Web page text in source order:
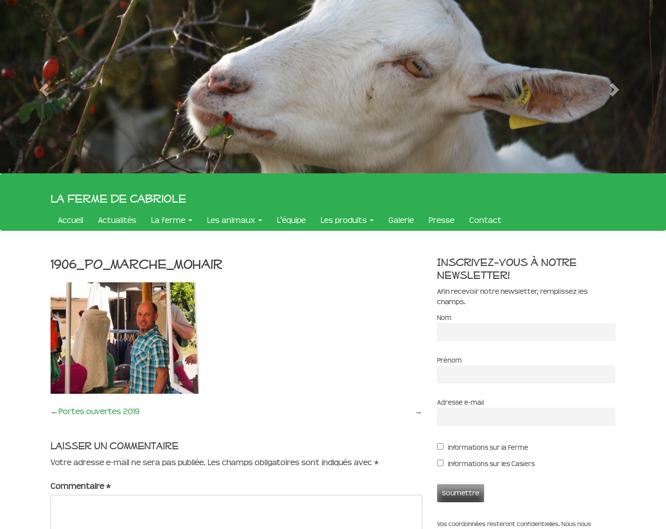
La Ferme de Cabriole
Accueil Actualités La ferme Les animaux L’équipe Les produits Galerie Presse Contact
1906_PO_marche_mohair
←Portes ouvertes 2019 →
Laisser un commentaire
Votre adresse e-mail ne sera pas publiée. Les champs obligatoires sont indiqués avec *
Commentaire*
Inscrivez-vous à notre
newsletter!
Afin recevoir notre newsletter, remplissez les
champs.
Nom
Prénom
Adresse e-mail
Informations sur la Ferme
Informations sur les Casiers
Vos coordonnées resteront confidentielles. Nous nous